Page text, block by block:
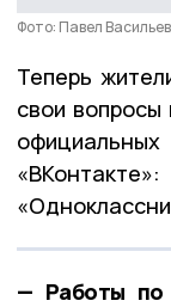
Фото: Павел Васильев
Теперь
свои
— Работы по